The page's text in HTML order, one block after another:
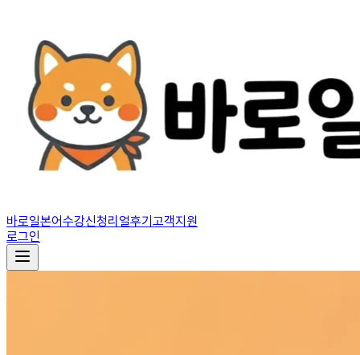
바로일본어수강신청리얼후기고객지원
로그인